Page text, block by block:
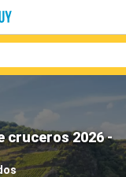
cruceros 2026 -